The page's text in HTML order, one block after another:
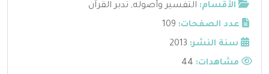
الأقسام: التفسير وأصوله, تدبر القرآن
عدد الصفحات: 109
سنة النشر: 2013
مشاهدات: